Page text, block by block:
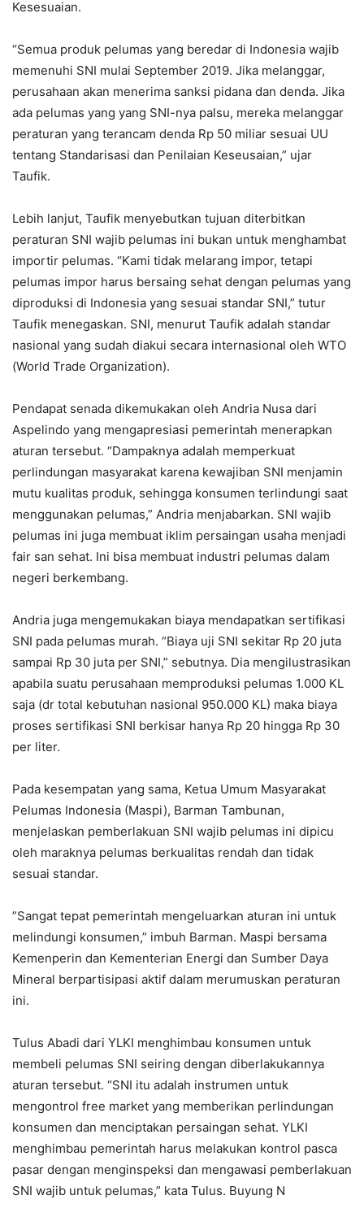
Kesesuaian.
“Semua produk pelumas yang beredar di Indonesia wajib
memenuhi SNI mulai September 2019. Jika melanggar,
perusahaan akan menerima sanksi pidana dan denda. Jika
ada pelumas yang yang SNI-nya palsu, mereka melanggar
peraturan yang terancam denda Rp 50 miliar sesuai UU
tentang Standarisasi dan Penilaian Keseusaian,” ujar
Taufik.
Lebih lanjut, Taufik menyebutkan tujuan diterbitkan
peraturan SNI wajib pelumas ini bukan untuk menghambat
importir pelumas. “Kami tidak melarang impor, tetapi
pelumas impor harus bersaing sehat dengan pelumas yang
diproduksi di Indonesia yang sesuai standar SNI,” tutur
Taufik menegaskan. SNI, menurut Taufik adalah standar
nasional yang sudah diakui secara internasional oleh WTO
(World Trade Organization).
Pendapat senada dikemukakan oleh Andria Nusa dari
Aspelindo yang mengapresiasi pemerintah menerapkan
aturan tersebut. “Dampaknya adalah memperkuat
perlindungan masyarakat karena kewajiban SNI menjamin
mutu kualitas produk, sehingga konsumen terlindungi saat
menggunakan pelumas,” Andria menjabarkan. SNI wajib
pelumas ini juga membuat iklim persaingan usaha menjadi
fair san sehat. Ini bisa membuat industri pelumas dalam
negeri berkembang.
Andria juga mengemukakan biaya mendapatkan sertifikasi
SNI pada pelumas murah. “Biaya uji SNI sekitar Rp 20 juta
sampai Rp 30 juta per SNI,” sebutnya. Dia mengilustrasikan
apabila suatu perusahaan memproduksi pelumas 1.000 KL
saja (dr total kebutuhan nasional 950.000 KL) maka biaya
proses sertifikasi SNI berkisar hanya Rp 20 hingga Rp 30
per liter.
Pada kesempatan yang sama, Ketua Umum Masyarakat
Pelumas Indonesia (Maspi), Barman Tambunan,
menjelaskan pemberlakuan SNI wajib pelumas ini dipicu
oleh maraknya pelumas berkualitas rendah dan tidak
sesuai standar.
”Sangat tepat pemerintah mengeluarkan aturan ini untuk
melindungi konsumen,” imbuh Barman. Maspi bersama
Kemenperin dan Kementerian Energi dan Sumber Daya
Mineral berpartisipasi aktif dalam merumuskan peraturan
ini.
Tulus Abadi dari YLKI menghimbau konsumen untuk
membeli pelumas SNI seiring dengan diberlakukannya
aturan tersebut. “SNI itu adalah instrumen untuk
mengontrol free market yang memberikan perlindungan
konsumen dan menciptakan persaingan sehat. YLKI
menghimbau pemerintah harus melakukan kontrol pasca
pasar dengan menginspeksi dan mengawasi pemberlakuan
SNI wajib untuk pelumas,” kata Tulus. Buyung N